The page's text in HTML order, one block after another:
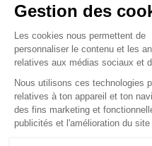
Broderies, patchs rubber,
viennent renforcer l'identité
noir ou le gris côtoient des
chacun de trouver le modèle
associer avec un t-shirt, un
deviennent rapidement des
Plus qu'une simple marque,
Gestion des
Plateforme de
Les cookies nous permettent de
personnaliser le contenu et les
relatives aux médias sociaux et
Nous utilisons ces technologies
relatives à ton appareil et ton
des fins marketing et
publicités et l'amélioration du site